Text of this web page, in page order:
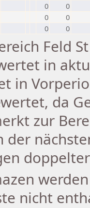
0
0
0
0
0 0
Feld
in
in
da
zur
der
nicht